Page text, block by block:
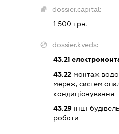
dossier.capital:
1 500 грн.
dossier.kveds:
43.21
43.22монтаж
мереж, систем
кондиціонування
43.29інші
роботи